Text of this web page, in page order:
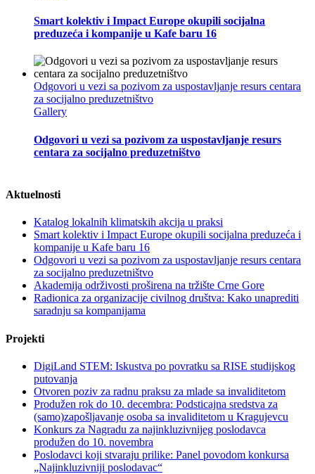
Smart kolektiv i Impact Europe okupili socijalna
preduzeća i kompanije u Kafe baru 16
Odgovori u vezi sa pozivom za uspostavljanje resurs centara
za socijalno preduzetništvo
Gallery
Odgovori u vezi sa pozivom za uspostavljanje resurs
centara za socijalno preduzetništvo
Aktuelnosti
Katalog lokalnih klimatskih akcija u praksi
Smart kolektiv i Impact Europe okupili socijalna preduzeća i
kompanije u Kafe baru 16
Odgovori u vezi sa pozivom za uspostavljanje resurs centara
za socijalno preduzetništvo
Akademija održivosti proširena na tržište Crne Gore
Radionica za organizacije civilnog društva: Kako unaprediti
saradnju sa kompanijama
Projekti
DigiLand STEM: Iskustva po povratku sa RISE studijskog
putovanja
Otvoren poziv za radnu praksu za mlade sa invaliditetom
Produžen rok do 10. decembra: Podsticajna sredstva za
(samo)zapošljavanje osoba sa invaliditetom u Kragujevcu
Konkurs za Nagradu za najinkluzivnijeg poslodavca
produžen do 10. novembra
Poslodavci koji stvaraju prilike: Panel povodom konkursa
„Najinkluzivniji poslodavac“